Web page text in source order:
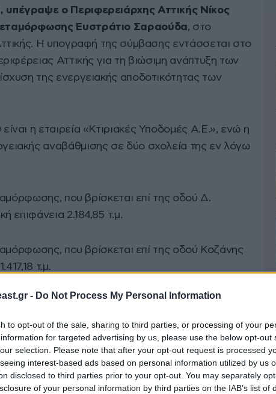
- Do Not Process My Personal Information
to opt-out of the sale, sharing to third parties, or processing of your
for targeted advertising by us, please use the below opt-out
selection. Please note that after your opt-out request is processed
interest-based ads based on personal information utilized by us
disclosed to third parties prior to your opt-out. You may separately
of your personal information by third parties on the IAB’s list of
ο Περιφερειάρχης Αττικής Νίκος
Ευστράτιο Σαραούδα, στο
Η υπογραφή της σύμβασης εντάσσεται στο
Αττικής για τη βιώσιμη ανάπτυξη των
της ενεργειακής αποδοτικότητας των
η εταιρεία «Κτιριακές Υποδομές Α.Ε.», ενώ η
αναβάθμισης σε δύο σχολεία της εν λόγω
που βρίσκεται επί της οδού Δ.
επιφάνεια 2.184,85 τ.μ.
που βρίσκεται επί της οδού Κοζάνης
τ.μ.
περιλαμβάνουν: